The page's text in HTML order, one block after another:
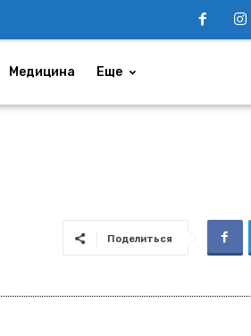
Медицина Еще
Поделиться